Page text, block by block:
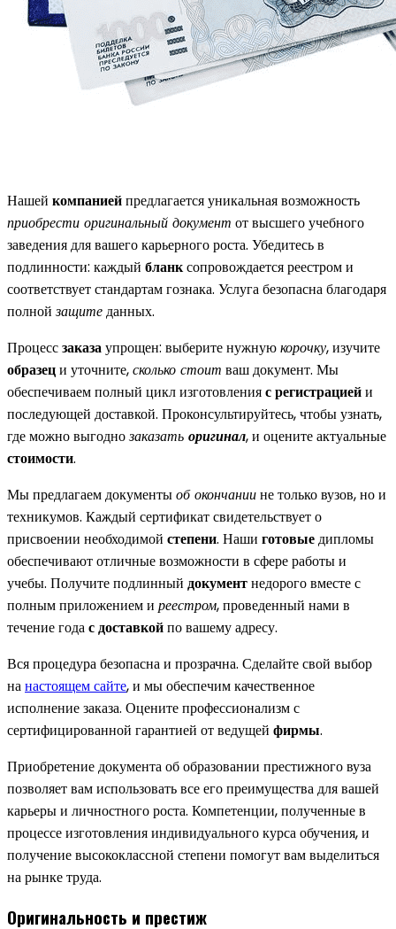
Нашей компаниейпредлагается уникальная возможность
приобрести оригинальный документ от высшего учебного
заведения для вашего карьерного роста. Убедитесь в
подлинности: каждый бланксопровождается реестром и
соответствует стандартам гознака. Услуга безопасна благодаря
полнойзащитеданных.
Процессзаказаупрощен: выберите нужнуюкорочку, изучите
образеци уточните,сколько стоит ваш документ. Мы
обеспечиваем полный цикл изготовленияс регистрациейи
последующей доставкой. Проконсультируйтесь, чтобы узнать,
где можно выгоднозаказать оригинал, и оцените актуальные
стоимости.
Мы предлагаем документыоб окончаниине только вузов, но и
техникумов. Каждый сертификат свидетельствует о
присвоении необходимой степени. Наши готовыедипломы
обеспечивают отличные возможности в сфере работы и
учебы. Получите подлинный документнедорого вместе с
полным приложением и реестром, проведенный нами в
течение годас доставкойпо вашему адресу.
Вся процедура безопасна и прозрачна. Сделайте свой выбор
нанастоящем сайте, и мы обеспечим качественное
исполнение заказа. Оцените профессионализм с
сертифицированной гарантией от ведущей фирмы.
Приобретение документа об образовании престижного вуза
позволяет вам использовать все его преимущества для вашей
карьеры и личностного роста. Компетенции, полученные в
процессе изготовления индивидуального курса обучения, и
получение высококлассной степени помогут вам выделиться
на рынке труда.
Оригинальность и престиж